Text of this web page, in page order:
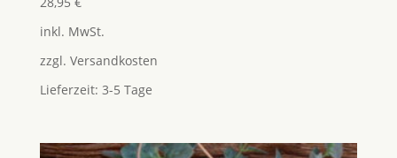
mit
von 5
inkl. MwSt.
zzgl. Versandkosten
Lieferzeit: 3-5 Tage